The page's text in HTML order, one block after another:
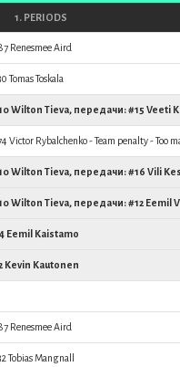
1. PERIODS
Renesmee Aird
Tomas Toskala
Wilton Tieva, передачи: #15 Veeti
Victor Rybalchenko- Team penalty - Too
Wilton Tieva, передачи: #16 Vili
Wilton Tieva, передачи: #12 Eemil
Eemil Kaistamo
Kevin Kautonen
Renesmee Aird
Tobias Mangnall